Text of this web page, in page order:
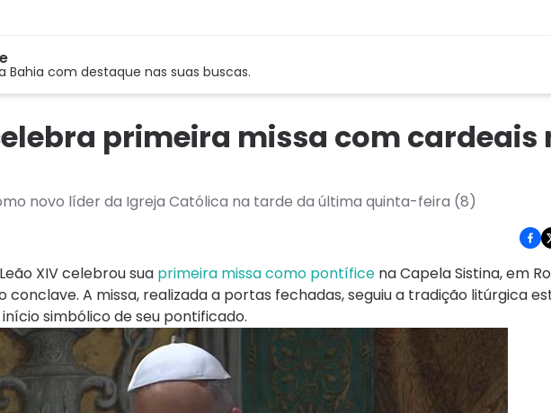
Bahia com destaque nas suas buscas.
primeira missa com cardeais
novo líder da Igreja Católica na tarde da última quinta-feira (8)
XIV celebrou sua primeira missa como pontífice na Capela Sistina, em
A missa, realizada a portas fechadas, seguiu a tradição litúrgica
simbólico de seu pontificado.